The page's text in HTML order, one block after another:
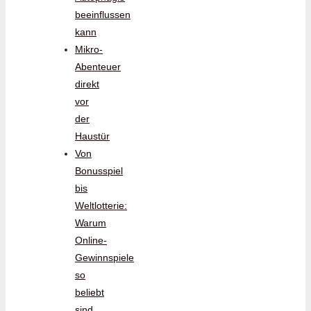
beeinflussen
kann
Mikro-
Abenteuer
direkt
vor
der
Haustür
Von
Bonusspiel
bis
Weltlotterie:
Warum
Online-
Gewinnspiele
so
beliebt